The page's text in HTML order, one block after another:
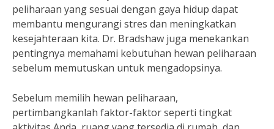
peliharaan yang sesuai dengan gaya hidup dapat
membantu mengurangi stres dan meningkatkan
kesejahteraan kita. Dr. Bradshaw juga menekankan
pentingnya memahami kebutuhan hewan peliharaan
sebelum memutuskan untuk mengadopsinya.
Sebelum memilih hewan peliharaan,
pertimbangkanlah faktor-faktor seperti tingkat